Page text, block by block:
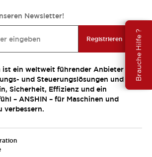
Brauche Hilfe ?
Newsletter!
Registrieren
ist ein weltweit führender Anbieter
und Steuerungslösungen und
Sicherheit, Effizienz und ein
– ANSHIN – für Maschinen und
verbessern.